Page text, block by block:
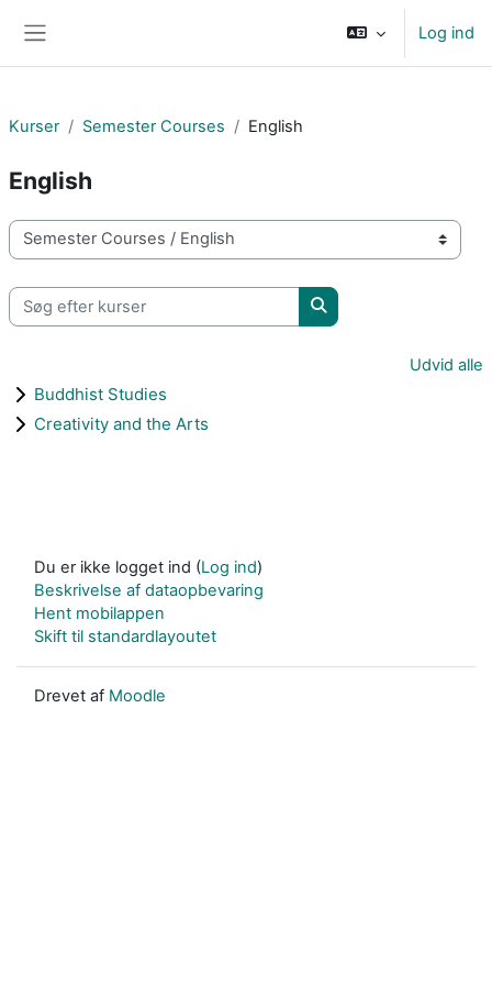
Log ind
Kurser Semester Courses English
English
Kursuskategorier
Søg efter kurser
Søg efter kurser
Udvid alle
Buddhist Studies
Creativity and the Arts
Du er ikke logget ind (Log ind)
Beskrivelse af dataopbevaring
Hent mobilappen
Skift til standardlayoutet
Drevet af Moodle